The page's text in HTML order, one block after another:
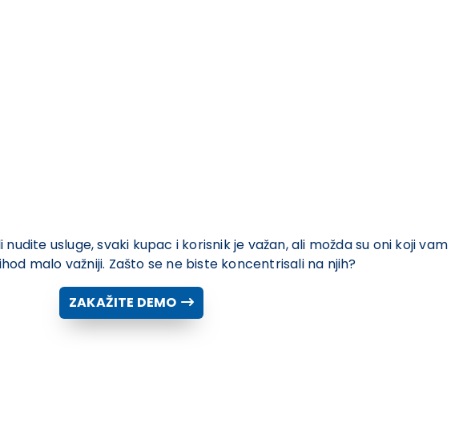
usluge, svaki kupac i korisnik je važan, ali možda su oni koji vam
malo važniji. Zašto se ne biste koncentrisali na njih?
ZAKAŽITE DEMO